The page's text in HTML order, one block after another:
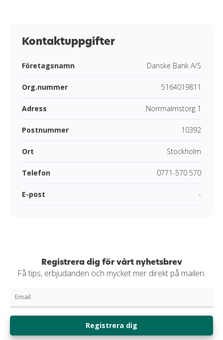
Kontaktuppgifter
Företagsnamn Danske Bank A/S
Org.nummer 5164019811
Adress Norrmalmstorg 1
Postnummer 10392
Ort Stockholm
Telefon 0771-570 570
E-post -
Registrera dig för vårt nyhetsbrev
Få tips, erbjudanden och mycket mer direkt på mailen.
Registrera dig